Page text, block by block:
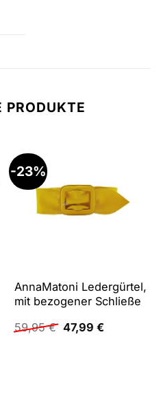
PRODUKTE
-23%
AnnaMatoni Ledergürtel,
mit bezogener Schließe
59,95€ Ursprünglicher
Preis
47,99 €Aktueller